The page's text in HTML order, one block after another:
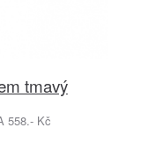
tmavý
558.- Kč